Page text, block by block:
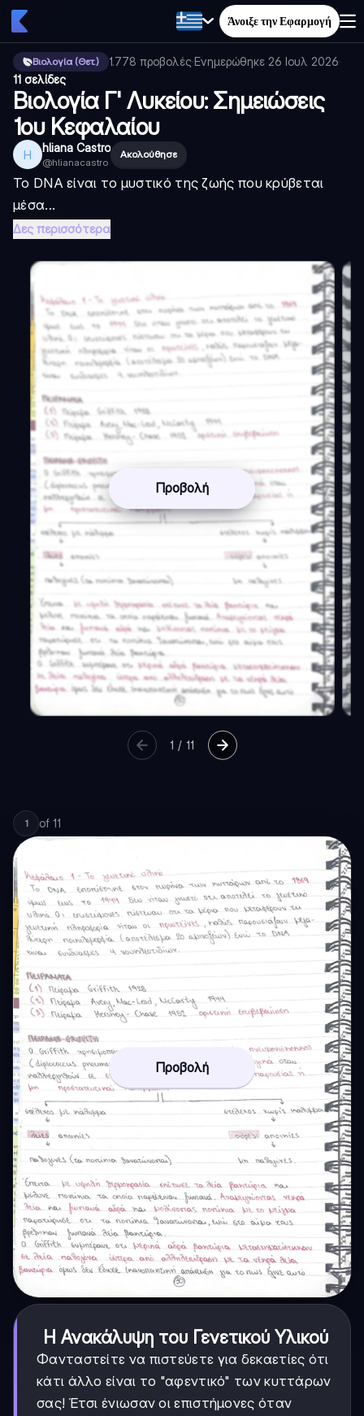
Άνοιξε την Εφαρμογή
Βιολογία (Θετ.) 1.778 προβολές·Ενημερώθηκε 26 Ιουλ 2026·
11 σελίδες
Βιολογία Γ' Λυκείου: Σημειώσεις
1ου Κεφαλαίου
H hliana Castro
@hlianacastro
Ακολούθησε
Το DNA είναι το μυστικό της ζωής που κρύβεται
μέσα...
Δες περισσότερα
Προβολή
1 / 11
1 of 11
Προβολή
Η Ανακάλυψη του Γενετικού Υλικού
Φανταστείτε να πιστεύετε για δεκαετίες ότι
κάτι άλλο είναι το "αφεντικό" των κυττάρων
σας! Έτσι ένιωσαν οι επιστήμονες όταν